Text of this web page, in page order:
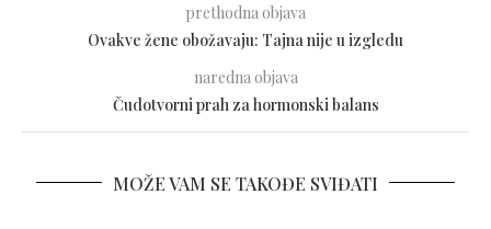
prethodna objava
Ovakve žene obožavaju: Tajna nije u izgledu
naredna objava
Čudotvorni prah za hormonski balans
MOŽE VAM SE TAKOĐE SVIĐATI